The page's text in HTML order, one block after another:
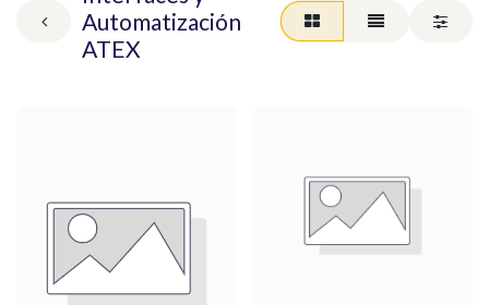
Automatización
ATEX